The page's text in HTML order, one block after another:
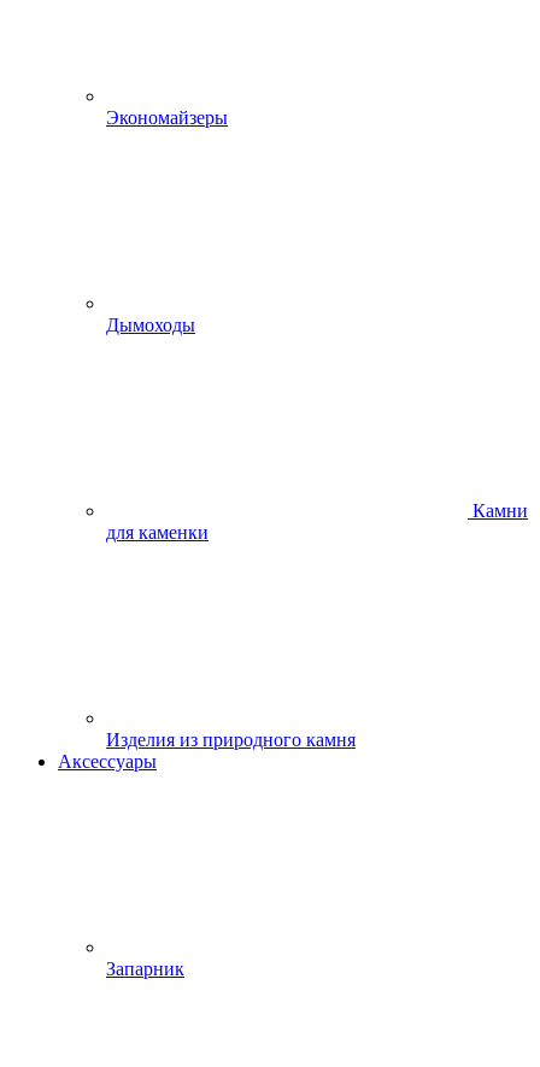
Экономайзеры
Дымоходы
Камни
для каменки
Изделия из природного камня
Аксессуары
Запарник